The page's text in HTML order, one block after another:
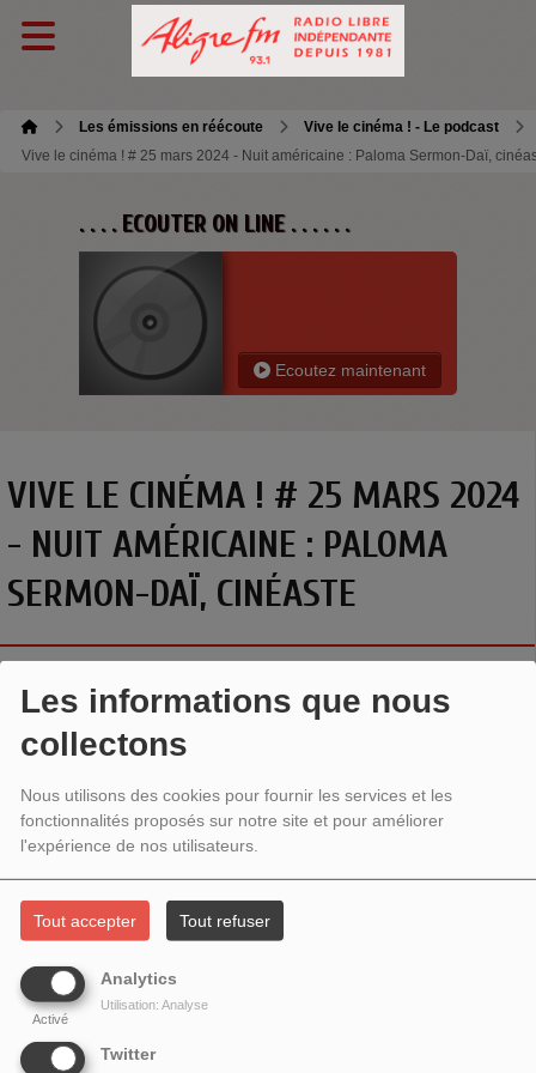
Les informations que nous
collectons
Nous utilisons des cookies pour fournir les services et les
fonctionnalités proposés sur notre site et pour améliorer
l'expérience de nos utilisateurs.
Tout accepter Tout refuser
Analytics
Activé
Utilisation: Analyse
Twitter
Les émissions en réécoute
Vive le cinéma ! - Le podcast
Vive le cinéma ! # 25 mars 2024 - Nuit américaine : Paloma Sermon-Daï,
. . . . ECOUTER ON LINE . . . . . .
Ecoutez maintenant
VIVE LE CINÉMA ! # 25 MARS 2024
- NUIT AMÉRICAINE : PALOMA
SERMON-DAÏ, CINÉASTE
NUIT AMÉRICAINE (VIVE LE CINÉMA !
AvecPaloma Sermon-Daï
film Il pleut dans la maison